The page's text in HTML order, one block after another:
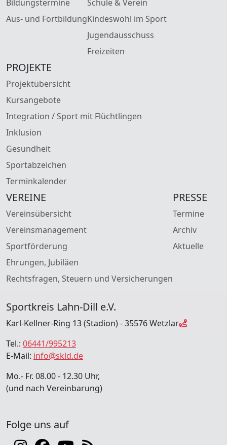
Bildungstermine
Aus- und Fortbildung
Schule & Verein
Kindeswohl im Sport
Jugendausschuss
Freizeiten
PROJEKTE
Projektübersicht
Kursangebote
Integration / Sport mit Flüchtlingen
Inklusion
Gesundheit
Sportabzeichen
Terminkalender
VEREINE
Vereinsübersicht
Vereinsmanagement
Sportförderung
Ehrungen, Jubiläen
Rechtsfragen, Steuern und Versicherungen
PRESSE
Termine
Archiv
Aktuelle
Sportkreis Lahn-Dill e.V.
Karl-Kellner-Ring 13 (Stadion) - 35576 Wetzlar
Tel.: 06441/995213
E-Mail: info@skld.de
Mo.- Fr. 08.00 - 12.30 Uhr,
(und nach Vereinbarung)
Folge uns auf